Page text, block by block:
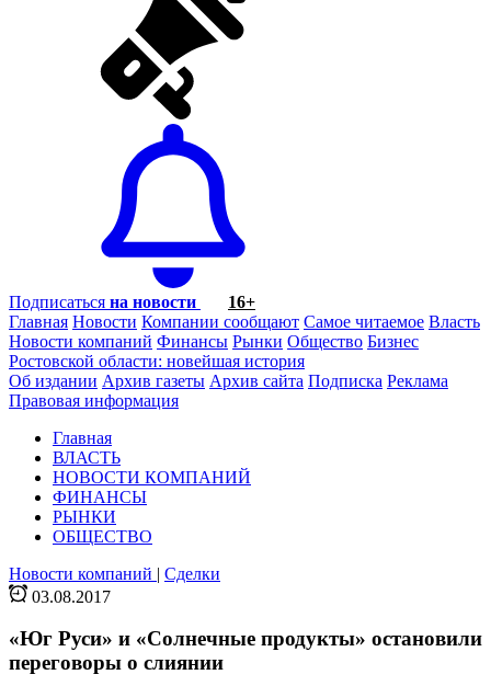
Подписаться на новости
16+
Главная Новости Компании сообщают Самое читаемое Власть
Новости компаний Финансы Рынки Общество Бизнес
Ростовской области: новейшая история
Об издании Архив газеты Архив сайта Подписка Реклама
Правовая информация
Главная
ВЛАСТЬ
НОВОСТИ КОМПАНИЙ
ФИНАНСЫ
РЫНКИ
ОБЩЕСТВО
Новости компаний | Сделки
03.08.2017
«Юг Руси» и «Солнечные продукты» остановили
переговоры о слиянии